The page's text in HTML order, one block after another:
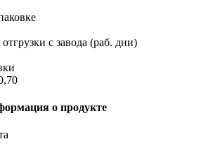
с завода (раб. дни)
о продукте